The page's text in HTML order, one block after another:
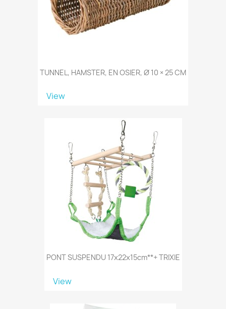
TUNNEL, HAMSTER, EN OSIER, Ø 10 × 25 CM
View
PONT SUSPENDU 17x22x15cm**+ TRIXIE
View